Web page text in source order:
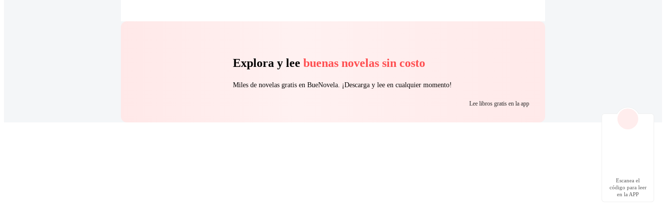
Explora y lee buenas novelas sin costo
Miles de novelas gratis en BueNovela. ¡Descarga y lee en cualquier momento!
Lee libros gratis en la app
Escanea el
código para leer
en la APP